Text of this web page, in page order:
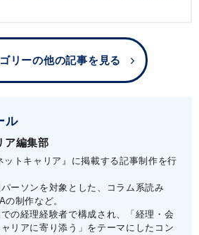
リーの他の記事を見る
ル
ア編集部
トキャリア』に掲載する記事制作を行
ーソンを対象とした、コラム系読み
制作など。
の経理経験者で構成され、「経理・会
リアに寄り添う」をテーマにしたコン